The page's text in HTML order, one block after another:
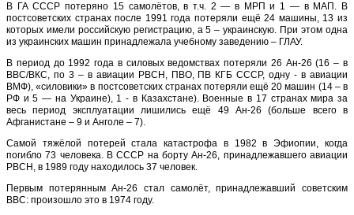
В ГА СССР потеряно 15 самолётов, в т.ч. 2 — в МРП и 1 — в МАП. В
постсоветских странах после 1991 года потеряли ещё 24 машины, 13 из
которых имели российскую регистрацию, а 5 – украинскую. При этом одна
из украинских машин принадлежала учебному заведению ­– ГЛАУ.
В период до 1992 года в силовых ведомствах потеряли 26 Ан-26 (16 – в
ВВС/ВКС, по 3 – в авиации РВСН, ПВО, ПВ КГБ СССР, одну - в авиации
ВМФ), «силовики» в постсоветских странах потеряли ещё 20 машин (14 – в
РФ и 5 — на Украине), 1 - в Казахстане). Военные в 17 странах мира за
весь период эксплуатации лишились ещё 49 Ан-26 (больше всего в
Афганистане – 9 и Анголе – 7).
Самой тяжёлой потерей стала катастрофа в 1982 в Эфиопии, когда
погибло 73 человека. В СССР на борту Ан-26, принадлежавшего авиации
РВСН, в 1989 году находилось 37 человек.
Первым потерянным Ан-26 стал самолёт, принадлежавший советским
ВВС: произошло это в 1974 году.